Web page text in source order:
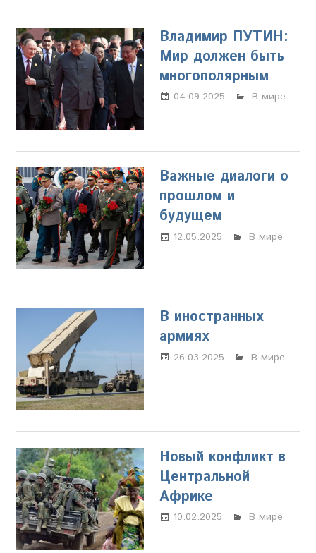
Владимир ПУТИН:
Мир должен быть
многополярным
04.09.2025
Марина
В мире
Важные диалоги о
прошлом и
будущем
12.05.2025
Настя
В мире
В иностранных
армиях
26.03.2025
Марина
В мире
Новый конфликт в
Центральной
Африке
10.02.2025
Марина
В мире